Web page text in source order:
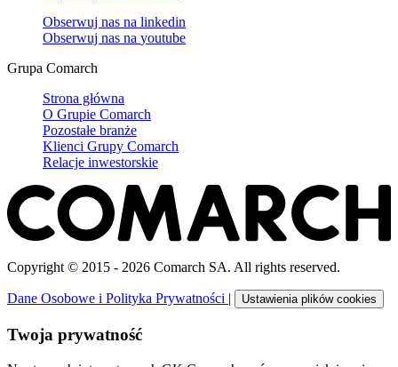
Obserwuj nas na linkedin
Obserwuj nas na youtube
Grupa Comarch
Strona główna
O Grupie Comarch
Pozostałe branże
Klienci Grupy Comarch
Relacje inwestorskie
Copyright © 2015 - 2026 Comarch SA. All rights reserved.
Dane Osobowe i Polityka Prywatności | Ustawienia plików cookies
Twoja prywatność